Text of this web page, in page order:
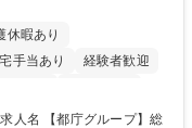
休暇あり
手当あり
経験者歓迎
あり